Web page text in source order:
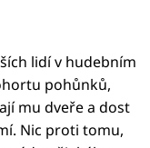
lidí v hudebním
pohůnků,
mu dveře a dost
Nic proti tomu,